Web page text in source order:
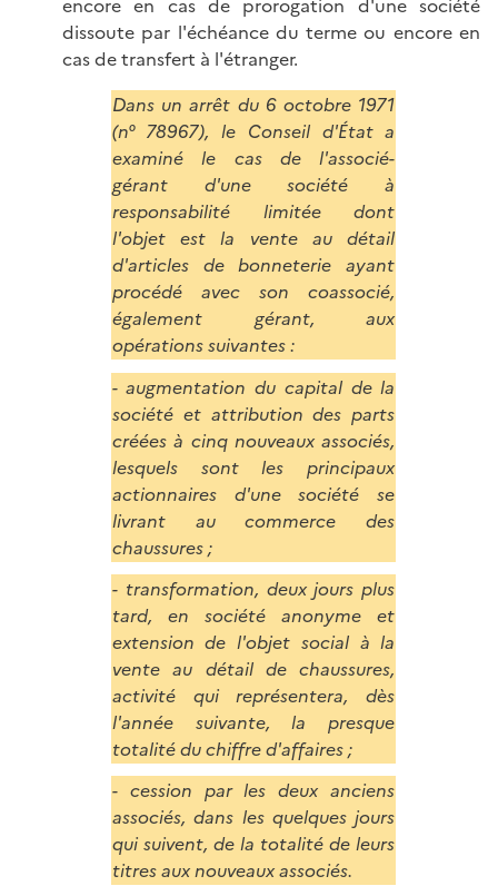
encore en cas de prorogation d'une société
dissoute par l'échéance du terme ou encore en
cas de transfert à l'étranger.
Dans un arrêt du 6 octobre 1971
(n° 78967), le Conseil d'État a
examiné le cas de l'associé-
gérant d'une société à
responsabilité limitée dont
l'objet est la vente au détail
d'articles de bonneterie ayant
procédé avec son coassocié,
également gérant, aux
opérations suivantes :
- augmentation du capital de la
société et attribution des parts
créées à cinq nouveaux associés,
lesquels sont les principaux
actionnaires d'une société se
livrant au commerce des
chaussures ;
- transformation, deux jours plus
tard, en société anonyme et
extension de l'objet social à la
vente au détail de chaussures,
activité qui représentera, dès
l'année suivante, la presque
totalité du chiffre d'affaires ;
- cession par les deux anciens
associés, dans les quelques jours
qui suivent, de la totalité de leurs
titres aux nouveaux associés.